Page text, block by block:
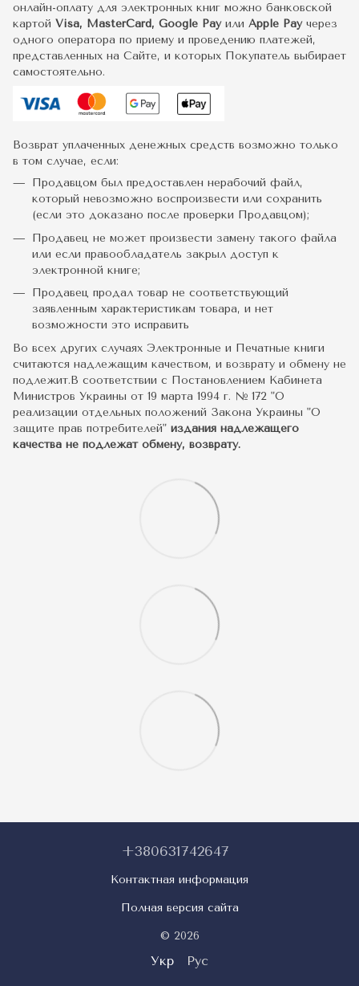
онлайн-оплату для электронных книг можно банковской
картой Visa, MasterCard, Google Pay или Apple Payчерез
одного оператора по приему и проведению платежей,
представленных на Сайте, и которых Покупатель выбирает
самостоятельно.
Возврат уплаченных денежных средств возможно только
в том случае, если:
Продавцом был предоставлен нерабочий файл,
который невозможно воспроизвести или сохранить
(если это доказано после проверки Продавцом);
Продавец не может произвести замену такого файла
или если правообладатель закрыл доступ к
электронной книге;
Продавец продал товар не соответствующий
заявленным характеристикам товара, и нет
возможности это исправить
Во всех других случаях Электронные и Печатные книги
считаются надлежащим качеством, и возврату и обмену не
подлежит.В соответствии с Постановлением Кабинета
Министров Украины от 19 марта 1994 г. № 172 "О
реализации отдельных положений Закона Украины "О
защите прав потребителей" издания надлежащего
качества не подлежат обмену, возврату.
+380631742647
Контактная информация
Полная версия сайта
© 2026
Укр Рус